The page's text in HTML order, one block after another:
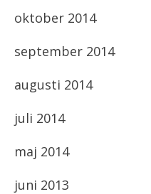
oktober 2014
september 2014
augusti 2014
juli 2014
maj 2014
juni 2013